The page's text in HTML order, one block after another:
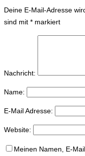
Deine E-Mail-Adresse
sind mit * markiert
Nachricht:
Name:
E-Mail Adresse:
Website:
Meinen Namen, E-